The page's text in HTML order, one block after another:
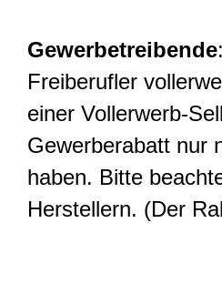
Gewerbetreibende
Freiberufler
einer Vollerwerb-
Gewerberabatt nur
haben. Bitte
Herstellern. (Der